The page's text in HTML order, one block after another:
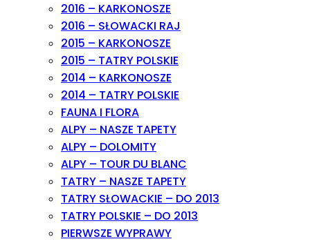
2016 – KARKONOSZE
2016 – SŁOWACKI RAJ
2015 – KARKONOSZE
2015 – TATRY POLSKIE
2014 – KARKONOSZE
2014 – TATRY POLSKIE
FAUNA I FLORA
ALPY – NASZE TAPETY
ALPY – DOLOMITY
ALPY – TOUR DU BLANC
TATRY – NASZE TAPETY
TATRY SŁOWACKIE – DO 2013
TATRY POLSKIE – DO 2013
PIERWSZE WYPRAWY